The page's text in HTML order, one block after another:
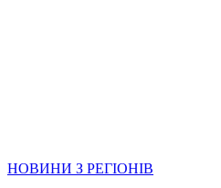
НОВИНИ З РЕГІОНІВ